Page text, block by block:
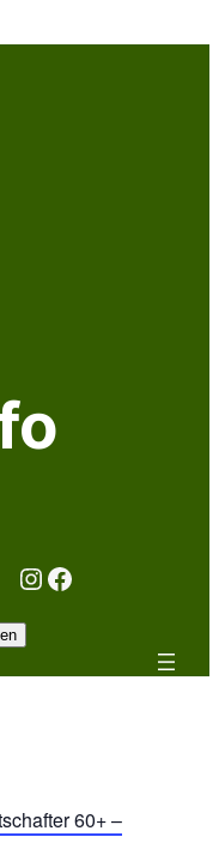
Instagram
Facebook
60+ –